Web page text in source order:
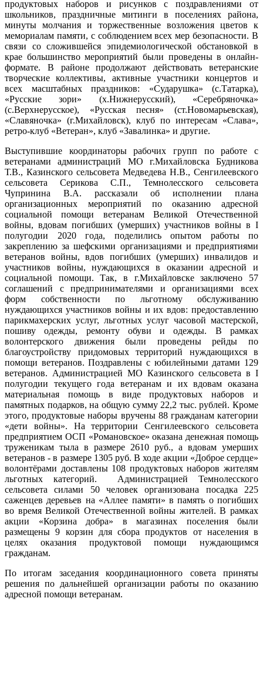
продуктовых наборов и рисунков с поздравлениями от
школьников, праздничные митинги в поселениях района,
минуты молчания и торжественные возложения цветов к
мемориалам памяти, с соблюдением всех мер безопасности. В
связи со сложившейся эпидемиологической обстановкой в
крае большинство мероприятий были проведены в онлайн-
формате. В районе продолжают действовать ветеранские
творческие коллективы, активные участники концертов и
всех масштабных праздников: «Сударушка» (с.Татарка),
«Русские зори» (х.Нижнерусский), «Серебряночка»
(с.Верхнерусское), «Русская песня» (ст.Новомарьевская),
«Славяночка» (г.Михайловск), клуб по интересам «Слава»,
ретро-клуб «Ветеран», клуб «Завалинка» и другие.
Выступившие координаторы рабочих групп по работе с
ветеранами администраций МО г.Михайловска Будникова
Т.В., Казинского сельсовета Медведева Н.В., Сенгилеевского
сельсовета Серикова С.П., Темнолесского сельсовета
Чупринина В.А. рассказали об исполнении плана
организационных мероприятий по оказанию адресной
социальной помощи ветеранам Великой Отечественной
войны, вдовам погибших (умерших) участников войны в I
полугодии 2020 года, поделились опытом работы по
закреплению за шефскими организациями и предприятиями
ветеранов войны, вдов погибших (умерших) инвалидов и
участников войны, нуждающихся в оказании адресной и
социальной помощи. Так, в г.Михайловске заключено 57
соглашений с предпринимателями и организациями всех
форм собственности по льготному обслуживанию
нуждающихся участников войны и их вдов: предоставлению
парикмахерских услуг, льготных услуг часовой мастерской,
пошиву одежды, ремонту обуви и одежды. В рамках
волонтерского движения были проведены рейды по
благоустройству придомовых территорий нуждающихся в
помощи ветеранов. Поздравлены с юбилейными датами 129
ветеранов. Администрацией МО Казинского сельсовета в I
полугодии текущего года ветеранам и их вдовам оказана
материальная помощь в виде продуктовых наборов и
памятных подарков, на общую сумму 22,2 тыс. рублей. Кроме
этого, продуктовые наборы вручены 88 гражданам категории
«дети войны». На территории Сенгилеевского сельсовета
предприятием ОСП «Романовское» оказана денежная помощь
труженикам тыла в размере 2610 руб., а вдовам умерших
ветеранов - в размере 1305 руб. В ходе акции «Доброе сердце»
волонтёрами доставлены 108 продуктовых наборов жителям
льготных категорий. Администрацией Темнолесского
сельсовета силами 50 человек организована посадка 225
саженцев деревьев на «Аллее памяти» в память о погибших
во время Великой Отечественной войны жителей. В рамках
акции «Корзина добра» в магазинах поселения были
размещены 9 корзин для сбора продуктов от населения в
целях оказания продуктовой помощи нуждающимся
гражданам.
По итогам заседания координационного совета приняты
решения по дальнейшей организации работы по оказанию
адресной помощи ветеранам.